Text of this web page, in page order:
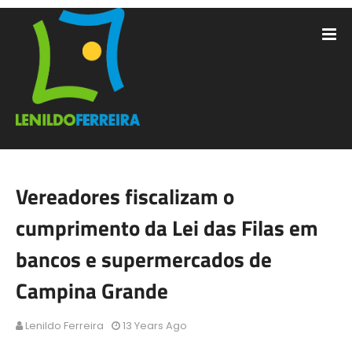
Vereadores fiscalizam o
cumprimento da Lei das Filas em
bancos e supermercados de
Campina Grande
Lenildo Ferreira 13 Years Ago